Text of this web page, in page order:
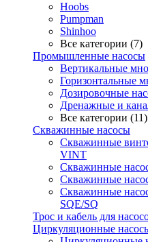
Hoobs
Pumpman
Shinhoo
Все категории (7)
Промышленные насосы
Вертикальные
Горизонтальные
Дозировочные
Дренажные и
Все категории (11)
Скважинные насосы
Скважинные
VINT
Скважинные
Скважинные
Скважинные
SQE/SQ
Трос и кабель для
Циркуляционные